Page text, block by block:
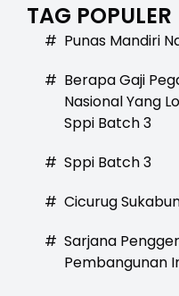
Relokasi
TAG POPULER
# Punas Mandiri
# Berapa Gaji
Nasional Yang
Sppi Batch 3
# Sppi Batch 3
# Cicurug
# Sarjana
Pembangunan